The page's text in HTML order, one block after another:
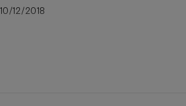
12/2018